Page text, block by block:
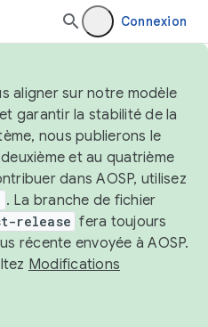
Connexion
aligner sur notre modèle
garantir la stabilité de la
nous publierons le
et au quatrième
dans AOSP, utilisez
. La branche de fichier
release fera toujours
récente envoyée à AOSP.
Modifications